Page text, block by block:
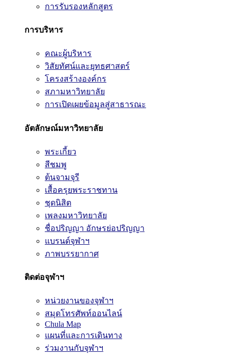
การรับรองหลักสูตร
การบริหาร
คณะผู้บริหาร
วิสัยทัศน์และยุทธศาสตร์
โครงสร้างองค์กร
สภามหาวิทยาลัย
การเปิดเผยข้อมูลสู่สาธารณะ
อัตลักษณ์มหาวิทยาลัย
พระเกี้ยว
สีชมพู
ต้นจามจุรี
เสื้อครุยพระราชทาน
ชุดนิสิต
เพลงมหาวิทยาลัย
ชื่อปริญญา อักษรย่อปริญญา
แบรนด์จุฬาฯ
ภาพบรรยากาศ
ติดต่อจุฬาฯ
หน่วยงานของจุฬาฯ
สมุดโทรศัพท์ออนไลน์
Chula Map
แผนที่และการเดินทาง
ร่วมงานกับจุฬาฯ